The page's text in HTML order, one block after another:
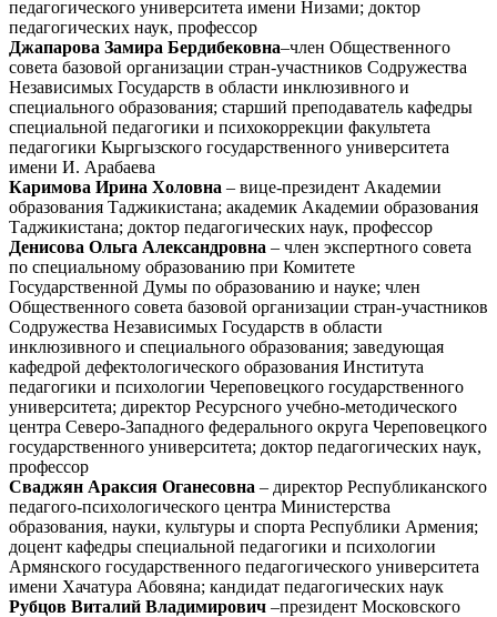
педагогического университета имени Низами; доктор
педагогических наук, профессор
Джапарова Замира Бердибековна–член Общественного
совета базовой организации стран-участников Содружества
Независимых Государств в области инклюзивного и
специального образования; старший преподаватель кафедры
специальной педагогики и психокоррекции факультета
педагогики Кыргызского государственного университета
имени И. Арабаева
Каримова Ирина Холовна – вице-президент Академии
образования Таджикистана; академик Академии образования
Таджикистана; доктор педагогических наук, профессор
Денисова Ольга Александровна – член экспертного совета
по специальному образованию при Комитете
Государственной Думы по образованию и науке; член
Общественного совета базовой организации стран-участников
Содружества Независимых Государств в области
инклюзивного и специального образования; заведующая
кафедрой дефектологического образования Института
педагогики и психологии Череповецкого государственного
университета; директор Ресурсного учебно-методического
центра Северо-Западного федерального округа Череповецкого
государственного университета; доктор педагогических наук,
профессор
Сваджян Араксия Оганесовна – директор Республиканского
педагого-психологического центра Министерства
образования, науки, культуры и спорта Республики Армения;
доцент кафедры специальной педагогики и психологии
Армянского государственного педагогического университета
имени Хачатура Абовяна; кандидат педагогических наук
Рубцов Виталий Владимирович –президент Московского